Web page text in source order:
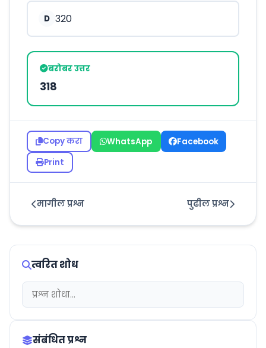
D 320
बरोबर उत्तर
318
Copy करा WhatsApp
Facebook
Print
मागील प्रश्न पुढील प्रश्न
त्वरित शोध
संबंधित प्रश्न